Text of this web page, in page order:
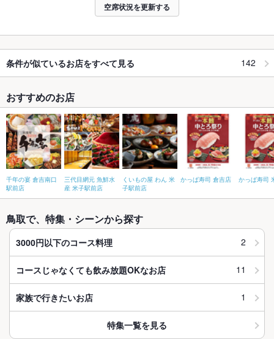
空席状況を更新する
条件が似ているお店をすべて見る 142
おすすめのお店
千年の宴 倉吉南口
駅前店
三代目網元 魚鮮水
産 米子駅前店
くいもの屋 わん 米
子駅前店
かっぱ寿司 倉吉店 かっぱ寿司
鳥取で、特集・シーンから探す
3000円以下のコース料理 2
コースじゃなくても飲み放題OKなお店 11
家族で行きたいお店 1
特集一覧を見る